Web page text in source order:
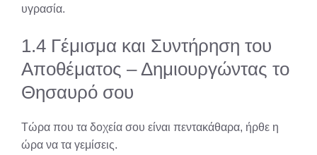
υγρασία.
1.4 Γέμισμα και Συντήρηση του
Αποθέματος – Δημιουργώντας το
Θησαυρό σου
Τώρα που τα δοχεία σου είναι πεντακάθαρα, ήρθε η
ώρα να τα γεμίσεις.